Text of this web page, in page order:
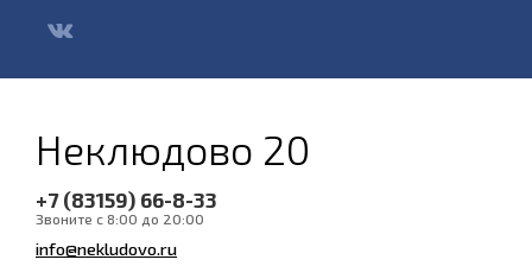
Неклюдово 20
+7 (83159) 66-8-33
Звоните с 8:00 до 20:00
info@nekludovo.ru